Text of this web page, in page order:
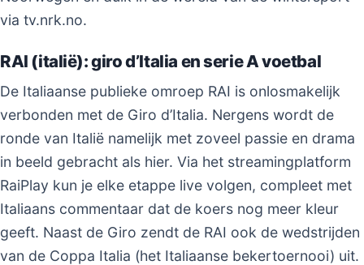
via tv.nrk.no.
RAI (italië): giro d’Italia en serie A voetbal
De Italiaanse publieke omroep RAI is onlosmakelijk
verbonden met de Giro d’Italia. Nergens wordt de
ronde van Italië namelijk met zoveel passie en drama
in beeld gebracht als hier. Via het streamingplatform
RaiPlay kun je elke etappe live volgen, compleet met
Italiaans commentaar dat de koers nog meer kleur
geeft. Naast de Giro zendt de RAI ook de wedstrijden
van de Coppa Italia (het Italiaanse bekertoernooi) uit.